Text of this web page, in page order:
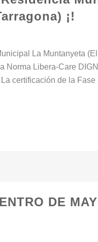
¡!
La Muntanyeta
Norma Libera-Care
certificación de la Fase
DE